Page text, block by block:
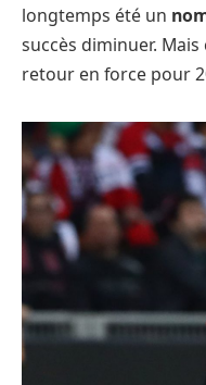
longtemps été un
succès diminuer.
retour en force pour